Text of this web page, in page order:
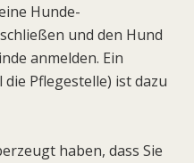
Hunde-
und den Hund
anmelden. Ein
Pflegestelle) ist dazu
haben, dass Sie